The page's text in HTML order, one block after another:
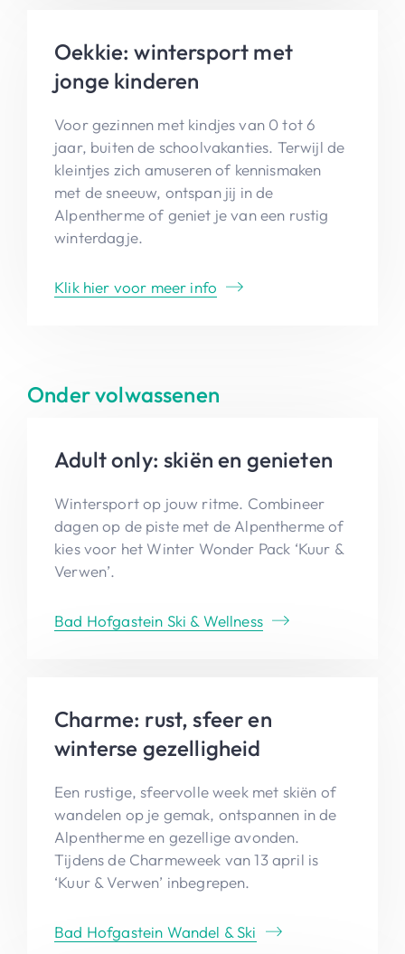
Oekkie: wintersport met
jonge kinderen
Voor gezinnen met kindjes van 0 tot 6
jaar, buiten de schoolvakanties. Terwijl de
kleintjes zich amuseren of kennismaken
met de sneeuw, ontspan jij in de
Alpentherme of geniet je van een rustig
winterdagje.
Klik hier voor meer info
Onder volwassenen
Adult only: skiën en genieten
Wintersport op jouw ritme. Combineer
dagen op de piste met de Alpentherme of
kies voor het Winter Wonder Pack ‘Kuur &
Verwen’.
Bad Hofgastein Ski & Wellness
Charme: rust, sfeer en
winterse gezelligheid
Een rustige, sfeervolle week met skiën of
wandelen op je gemak, ontspannen in de
Alpentherme en gezellige avonden.
Tijdens de Charmeweek van 13 april is
‘Kuur & Verwen’ inbegrepen.
Bad Hofgastein Wandel & Ski